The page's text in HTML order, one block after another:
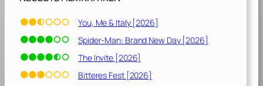
B
–
S
You, Me & Italy [2026]
Spider-Man: Brand New Day [2026]
The Invite [2026]
Bitteres Fest [2026]